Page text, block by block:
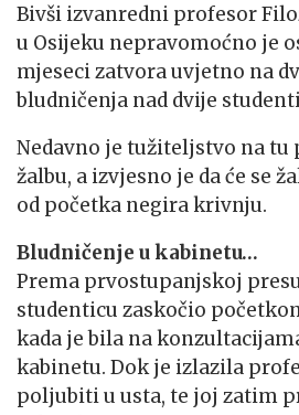
Bivši izvanredni profesor
u Osijeku nepravomoćno je
mjeseci zatvora uvjetno na
bludničenja nad dvije
Nedavno je tužiteljstvo na tu
žalbu, a izvjesno je da će se
od početka negira krivnju.
Bludničenje u kabinetu…
Prema prvostupanjskoj
studenticu zaskočio
kada je bila na
kabinetu. Dok je izlazila
poljubiti u usta, te joj zatim